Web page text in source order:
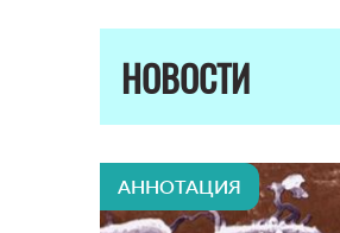
НОВОСТИ
АННОТАЦИЯ